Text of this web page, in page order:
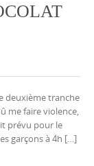
deuxième tranche
me faire violence,
prévu pour le
garçons à 4h […]